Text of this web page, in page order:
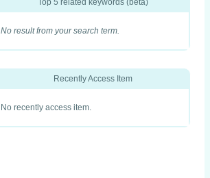
Top 5 related keywords (beta)
No result from your search term.
Recently Access Item
No recently access item.